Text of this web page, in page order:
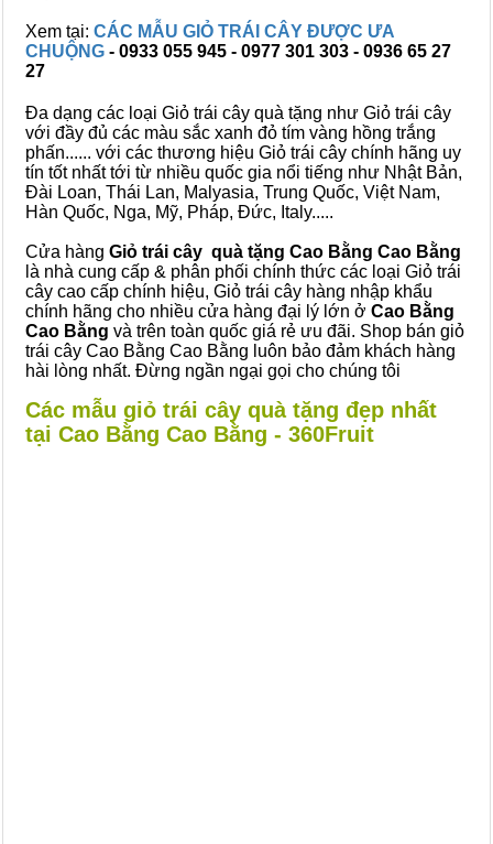
Xem tại: CÁC MẪU GIỎ TRÁI CÂY ĐƯỢC ƯA
CHUỘNG - 0933 055 945 - 0977 301 303 - 0936 65 27
27
Đa dạng các loại Giỏ trái cây quà tặng như Giỏ trái cây
với đầy đủ các màu sắc xanh đỏ tím vàng hồng trắng
phấn...... với các thương hiệu Giỏ trái cây chính hãng uy
tín tốt nhất tới từ nhiều quốc gia nổi tiếng như Nhật Bản,
Đài Loan, Thái Lan, Malyasia, Trung Quốc, Việt Nam,
Hàn Quốc, Nga, Mỹ, Pháp, Đức, Italy.....
Cửa hàng Giỏ trái cây quà tặng Cao Bằng Cao Bằng
là nhà cung cấp & phân phối chính thức các loại Giỏ trái
cây cao cấp chính hiệu, Giỏ trái cây hàng nhập khẩu
chính hãng cho nhiều cửa hàng đại lý lớn ở Cao Bằng
Cao Bằng và trên toàn quốc giá rẻ ưu đãi. Shop bán giỏ
trái cây Cao Bằng Cao Bằng luôn bảo đảm khách hàng
hài lòng nhất. Đừng ngần ngại gọi cho chúng tôi
Các mẫu giỏ trái cây quà tặng đẹp nhất
tại Cao Bằng Cao Bằng - 360Fruit